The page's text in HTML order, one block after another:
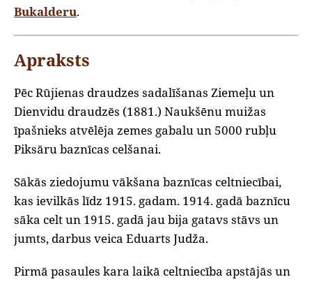
Bukalderu.
Apraksts
Pēc Rūjienas draudzes sadalīšanas Ziemeļu un
Dienvidu draudzēs (1881.) Naukšēnu muižas
īpašnieks atvēlēja zemes gabalu un 5000 rubļu
Piksāru baznīcas celšanai.
Sākās ziedojumu vākšana baznīcas celtniecībai,
kas ievilkās līdz 1915. gadam. 1914. gadā baznīcu
sāka celt un 1915. gadā jau bija gatavs stāvs un
jumts, darbus veica Eduarts Judža.
Pirmā pasaules kara laikā celtniecība apstājās un